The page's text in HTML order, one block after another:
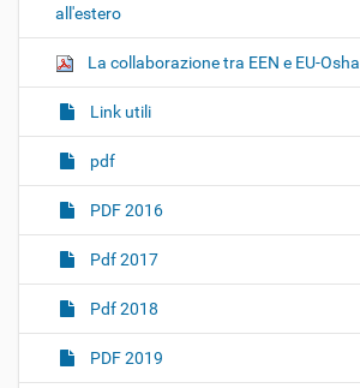
all'estero
La collaborazione tra EEN e EU-Osha
Link utili
pdf
PDF 2016
Pdf 2017
Pdf 2018
PDF 2019